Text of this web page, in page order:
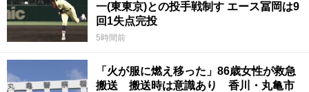
一(東東京)との投手戦制す エース冨岡は9
回1失点完投
5時間前
「火が服に燃え移った」86歳女性が救急
搬送 搬送時は意識あり 香川・丸亀市